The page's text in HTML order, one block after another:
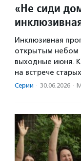
«Не сиди
Инклюзивная
открытым небом
выходные июня.
на встрече
Серии · 30.06.2026 ·